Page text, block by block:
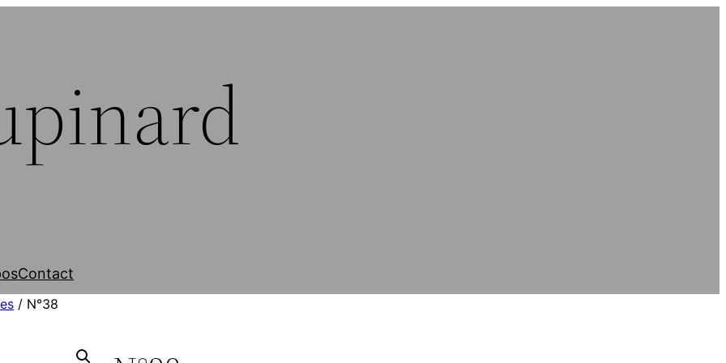
Contact
/ N°38